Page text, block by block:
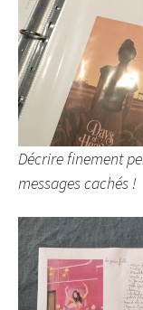
Décrire finement
messages cachés !